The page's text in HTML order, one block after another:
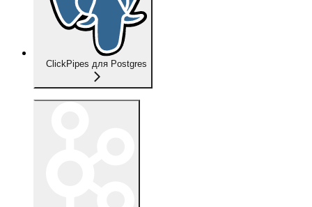
ClickPipes для Postgres